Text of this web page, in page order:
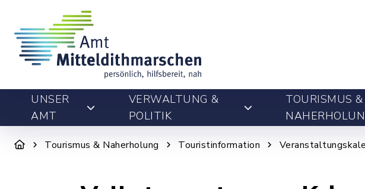
UNSER
AMT
VERWALTUNG &
POLITIK
TOURISMUS &
Tourismus & Naherholung Touristinformation